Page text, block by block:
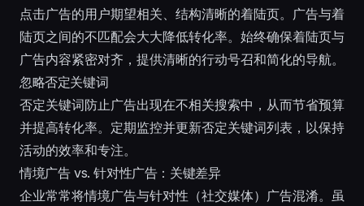
点击广告的用户期望相关、结构清晰的着陆页。广告与着
陆页之间的不匹配会大大降低转化率。始终确保着陆页与
广告内容紧密对齐，提供清晰的行动号召和简化的导航。
忽略否定关键词
否定关键词防止广告出现在不相关搜索中，从而节省预算
并提高转化率。定期监控并更新否定关键词列表，以保持
活动的效率和专注。
情境广告 vs. 针对性广告：关键差异
企业常常将情境广告与针对性（社交媒体）广告混淆。虽